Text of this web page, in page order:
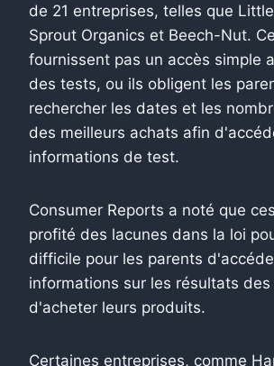
de 21 entreprises, telles que
Sprout Organics et Beech-Nut.
fournissent pas un accès simple
des tests, ou ils obligent les
rechercher les dates et les
des meilleurs achats afin
informations de test.
Consumer Reports a noté que
profité des lacunes dans la loi
difficile pour les parents
informations sur les résultats
d'acheter leurs produits.
Certaines entreprises, comme